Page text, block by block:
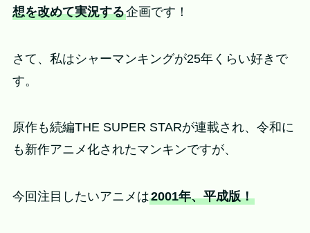
想を改めて実況する企画です！
さて、私はシャーマンキングが25年くらい好きで
す。
原作も続編THE SUPER STARが連載され、令和に
も新作アニメ化されたマンキンですが、
今回注目したいアニメは2001年、平成版！